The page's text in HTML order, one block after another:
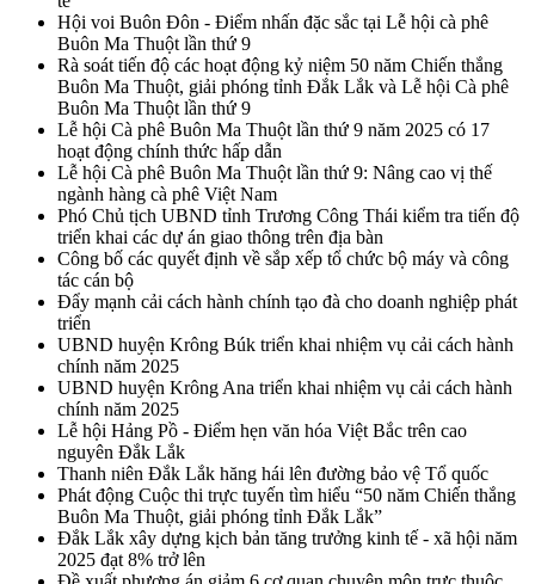
Hội voi Buôn Đôn - Điểm nhấn đặc sắc tại Lễ hội cà phê
Buôn Ma Thuột lần thứ 9
Rà soát tiến độ các hoạt động kỷ niệm 50 năm Chiến thắng
Buôn Ma Thuột, giải phóng tỉnh Đắk Lắk và Lễ hội Cà phê
Buôn Ma Thuột lần thứ 9
Lễ hội Cà phê Buôn Ma Thuột lần thứ 9 năm 2025 có 17
hoạt động chính thức hấp dẫn
Lễ hội Cà phê Buôn Ma Thuột lần thứ 9: Nâng cao vị thế
ngành hàng cà phê Việt Nam
Phó Chủ tịch UBND tỉnh Trương Công Thái kiểm tra tiến độ
triển khai các dự án giao thông trên địa bàn
Công bố các quyết định về sắp xếp tổ chức bộ máy và công
tác cán bộ
Đẩy mạnh cải cách hành chính tạo đà cho doanh nghiệp phát
triển
UBND huyện Krông Búk triển khai nhiệm vụ cải cách hành
chính năm 2025
UBND huyện Krông Ana triển khai nhiệm vụ cải cách hành
chính năm 2025
Lễ hội Hảng Pồ - Điểm hẹn văn hóa Việt Bắc trên cao
nguyên Đắk Lắk
Thanh niên Đắk Lắk hăng hái lên đường bảo vệ Tổ quốc
Phát động Cuộc thi trực tuyến tìm hiểu “50 năm Chiến thắng
Buôn Ma Thuột, giải phóng tỉnh Đắk Lắk”
Đắk Lắk xây dựng kịch bản tăng trưởng kinh tế - xã hội năm
2025 đạt 8% trở lên